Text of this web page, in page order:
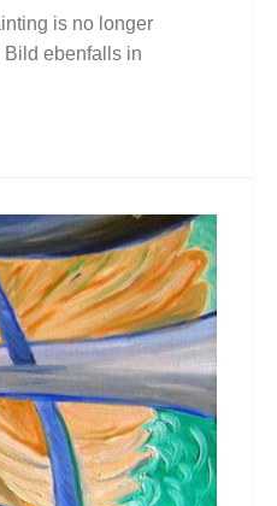
is no longer
ebenfalls in